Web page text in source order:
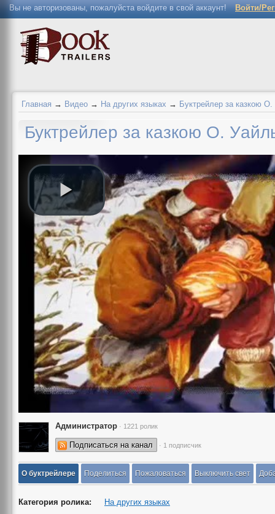
Вы не авторизованы, пожалуйста войдите в свой аккаунт! Войти/
Главная → Видео → На других языках → Буктрейлер за казкою
Буктрейлер за казкою О.
Администратор · 1221 ролик
Подписаться на канал · 1 подписчик
О буктрейлере Поделиться Пожаловаться Выключить свет
Категория ролика: На других языках